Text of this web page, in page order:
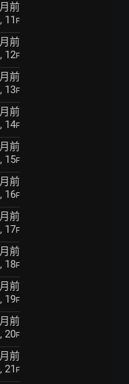
前
, 11 F
前
, 12F
前
, 13F
前
, 14F
前
, 15F
前
, 16F
前
, 17F
前
, 18F
前
, 19F
前
, 20F
前
, 21 F